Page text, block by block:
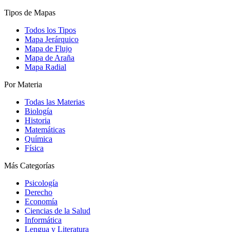
Tipos de Mapas
Todos los Tipos
Mapa Jerárquico
Mapa de Flujo
Mapa de Araña
Mapa Radial
Por Materia
Todas las Materias
Biología
Historia
Matemáticas
Química
Física
Más Categorías
Psicología
Derecho
Economía
Ciencias de la Salud
Informática
Lengua y Literatura